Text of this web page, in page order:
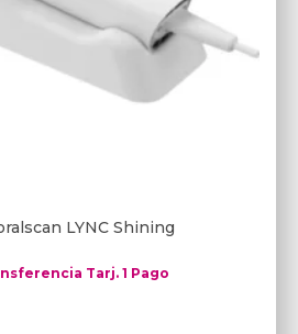
LYNC Shining
Tarj. 1 Pago